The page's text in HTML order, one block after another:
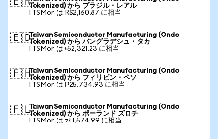
🇧🇷Tokenized) から ブラジル・レアル
1 TSMon は R$2,160.87 に相当
🇧🇩Taiwan Semiconductor Manufacturing (Ondo
Tokenized) から バングラデシュ・タカ
1 TSMon は ৳52,321.23 に相当
🇵🇭Taiwan Semiconductor Manufacturing (Ondo
Tokenized) から フィリピン・ペソ
1 TSMon は ₱25,734.93 に相当
🇵🇱Taiwan Semiconductor Manufacturing (Ondo
Tokenized) から ポーランド ズロチ
1 TSMon は zł 1,574.99 に相当